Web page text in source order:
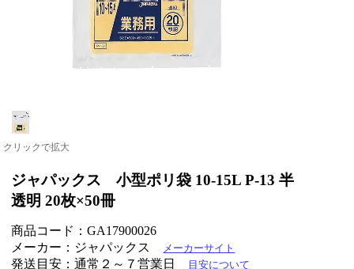
クリックで拡大
ジャパックス 小型ポリ袋 10-15L P-13 半
透明 20枚×50冊
商品コード：GA17900026
メーカー：ジャパックス
メーカーサイト
発送目安：通常２～７営業日 目安について